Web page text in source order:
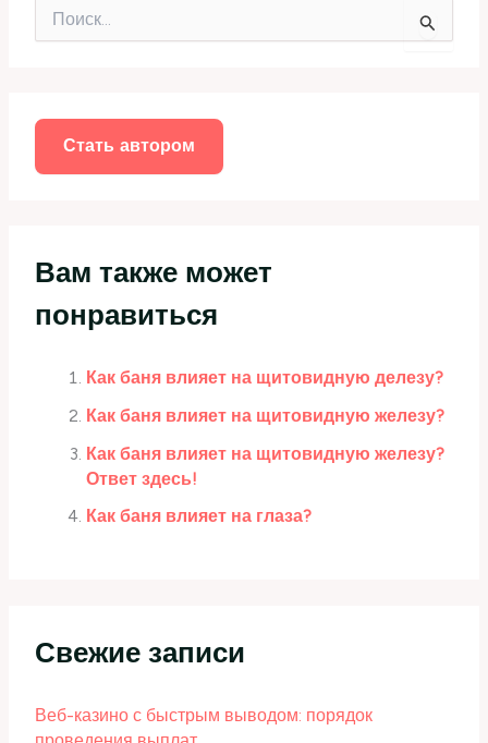
Стать автором
Вам также может
понравиться
Как баня влияет на щитовидную делезу?
Как баня влияет на щитовидную железу?
Как баня влияет на щитовидную железу?
Ответ здесь!
Как баня влияет на глаза?
Свежие записи
Веб-казино с быстрым выводом: порядок